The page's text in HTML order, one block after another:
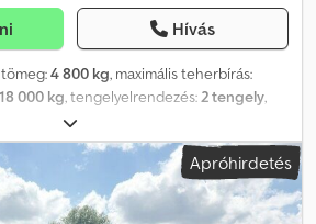
Hívás
4 800 kg, maximális teherbírás:
18 000 kg, tengelyelrendezés:2 tengely,
05/2011
4 900 mm, rakodótér szélesség:2 380 mm,
, felfüggesztés: levegő, abroncs méret:
, futásteljesítmény:1 001 km , hajtástípus:
, Felszereltség: ABS
, Jármű helye:
Apróhirdetés